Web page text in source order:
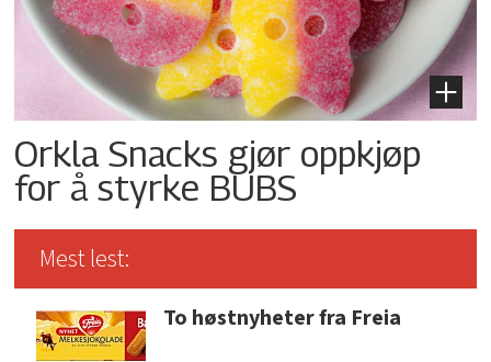
Orkla Snacks gjør oppkjøp
for å styrke BUBS
Mest lest:
To høstnyheter fra Freia